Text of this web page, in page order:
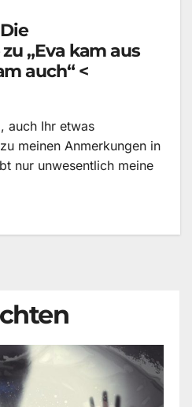
„Eva kam aus
auch“ <
auch Ihr etwas
meinen Anmerkungen in
nur unwesentlich meine